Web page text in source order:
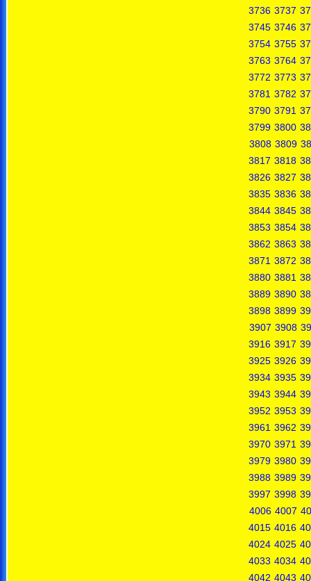
3736 3737
3745 3746
3754 3755
3763 3764
3772 3773
3781 3782
3790 3791
3799 3800
3808 3809
3817 3818
3826 3827
3835 3836
3844 3845
3853 3854
3862 3863
3871 3872
3880 3881
3889 3890
3898 3899
3907 3908
3916 3917
3925 3926
3934 3935
3943 3944
3952 3953
3961 3962
3970 3971
3979 3980
3988 3989
3997 3998
4006 4007
4015 4016
4024 4025
4033 4034
4042 4043